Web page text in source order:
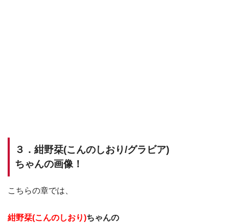
３．紺野栞(こんのしおり/グラビア)
ちゃんの画像！
こちらの章では、
紺野栞(こんのしおり)ちゃんの